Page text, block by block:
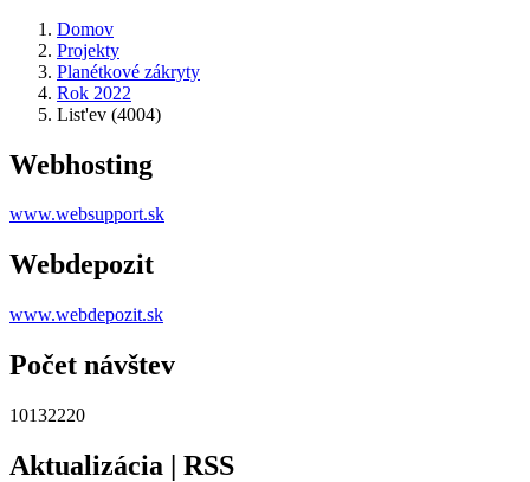
Domov
Projekty
Planétkové zákryty
Rok 2022
List'ev (4004)
Webhosting
www.websupport.sk
Webdepozit
www.webdepozit.sk
Počet návštev
10132220
Aktualizácia | RSS